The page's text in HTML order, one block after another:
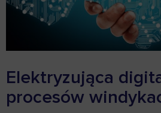
Elektryzująca
procesów